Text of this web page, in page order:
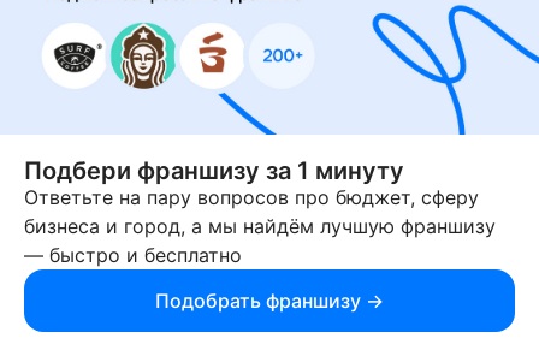
звуковые оповещатели, пульты для
шлагбаумов, электромагнитные
замки, датчики движения, детекторы
освещенности, охранные извещатели,
муляжи видеокамер.
Профессиональный магазин на Авито без
вложений в товар, офис и сотрудников
Подбери франшизу за 1 минуту
Ответьте на пару вопросов про бюджет, сферу
бизнеса и город, а мы найдём лучшую франшизу
— быстро и бесплатно
Подобрать франшизу →